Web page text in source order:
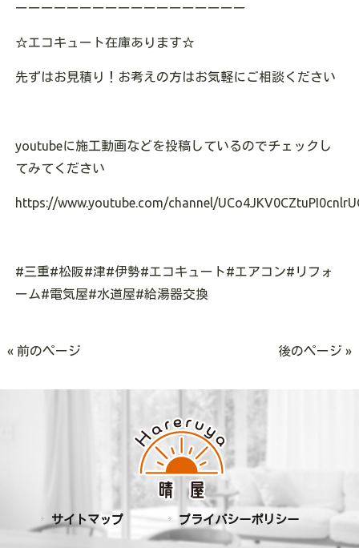
ーーーーーーーーーーーーーーーーーー
☆エコキュート在庫あります☆
先ずはお見積り！お考えの方はお気軽にご相談ください
youtubeに施工動画などを投稿しているのでチェックし
てみてください
https://www.youtube.com/channel/
#三重#松阪#津#伊勢#エコキュート#エアコン#リフォ
ーム#電気屋#水道屋#給湯器交換
« 前のページ 後のページ »
サイトマップ プライバシーポリシー